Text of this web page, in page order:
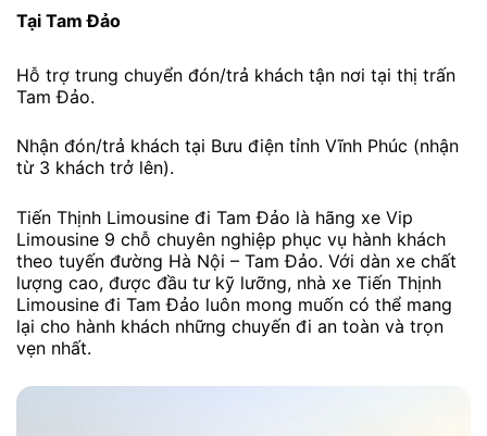
Tại Tam Đảo
Hỗ trợ trung chuyển đón/trả khách tận nơi tại thị trấn
Tam Đảo.
Nhận đón/trả khách tại Bưu điện tỉnh Vĩnh Phúc (nhận
từ 3 khách trở lên).
Tiến Thịnh Limousine đi Tam Đảo là hãng xe Vip
Limousine 9 chỗ chuyên nghiệp phục vụ hành khách
theo tuyến đường Hà Nội – Tam Đảo. Với dàn xe chất
lượng cao, được đầu tư kỹ lưỡng, nhà xe Tiến Thịnh
Limousine đi Tam Đảo luôn mong muốn có thể mang
lại cho hành khách những chuyến đi an toàn và trọn
vẹn nhất.